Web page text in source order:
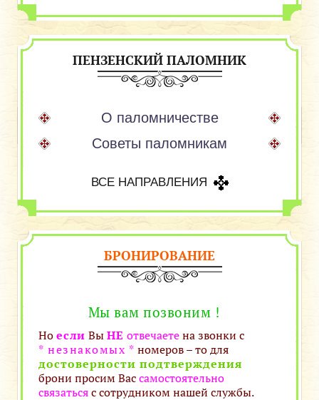
ПЕНЗЕНСКИЙ ПАЛОМНИК
О паломничестве
Советы паломникам
ВСЕ НАПРАВЛЕНИЯ
БРОНИРОВАНИЕ
Мы вам позвоним !
Но если Вы НЕ отвечаете на звонки с
* незнакомых * номеров – то для
достоверности подтверждения
брони просим Вас самостоятельно
связаться с сотрудником нашей службы.